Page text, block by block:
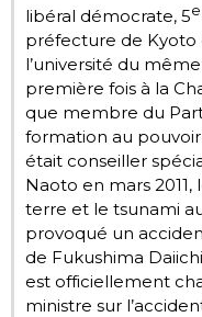
libéral démocrate, 5e
préfecture de Kyoto
l’université du
première fois à la
que membre du
formation au pouvoir
était conseiller
Naoto en mars
terre et le tsunami
provoqué un
de Fukushima
est officiellement
ministre sur